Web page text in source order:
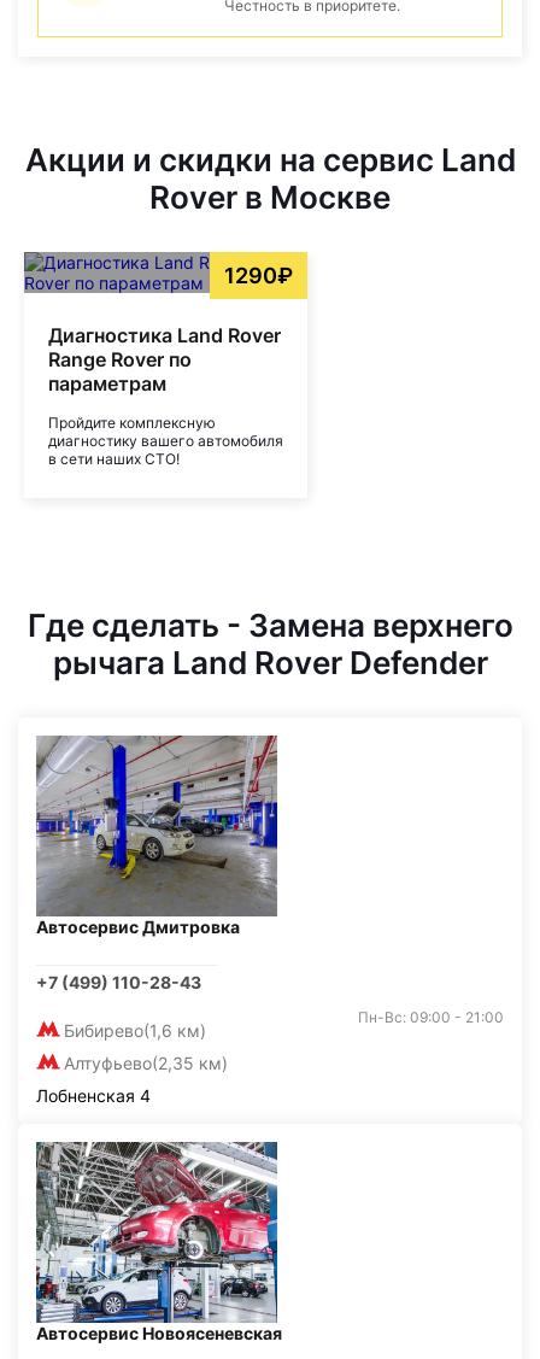
Честность в приоритете.
Акции и скидки на сервис Land
Rover в Москве
1290₽
Диагностика Land Rover
Range Rover по
параметрам
Пройдите комплексную
диагностику вашего автомобиля
в сети наших СТО!
Где сделать - Замена верхнего
рычага Land Rover Defender
Автосервис Дмитровка
+7 (499) 110-28-43
Бибирево(1,6 км)
Алтуфьево(2,35 км)
Пн-Вс: 09:00 - 21:00
Лобненская 4
Автосервис Новоясеневская